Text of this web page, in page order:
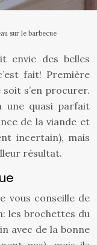
sur le barbecue
envie des belles
fait! Première
s’en procurer.
une quasi parfait
de la viande et
incertain), mais
résultat.
vous conseille de
les brochettes du
avec de la bonne